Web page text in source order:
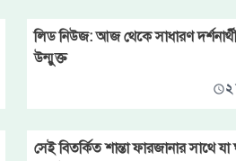
লিড নিউজ: আজ থেকে সাধারণ
উন্মুক্ত
২
সেই বিতর্কিত শান্তা ফারজানার সাথে